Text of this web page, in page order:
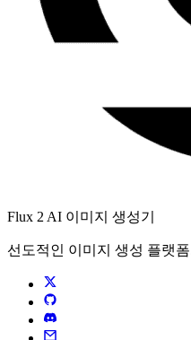
Flux 2 AI 이미지 생성기
선도적인 이미지 생성 플랫